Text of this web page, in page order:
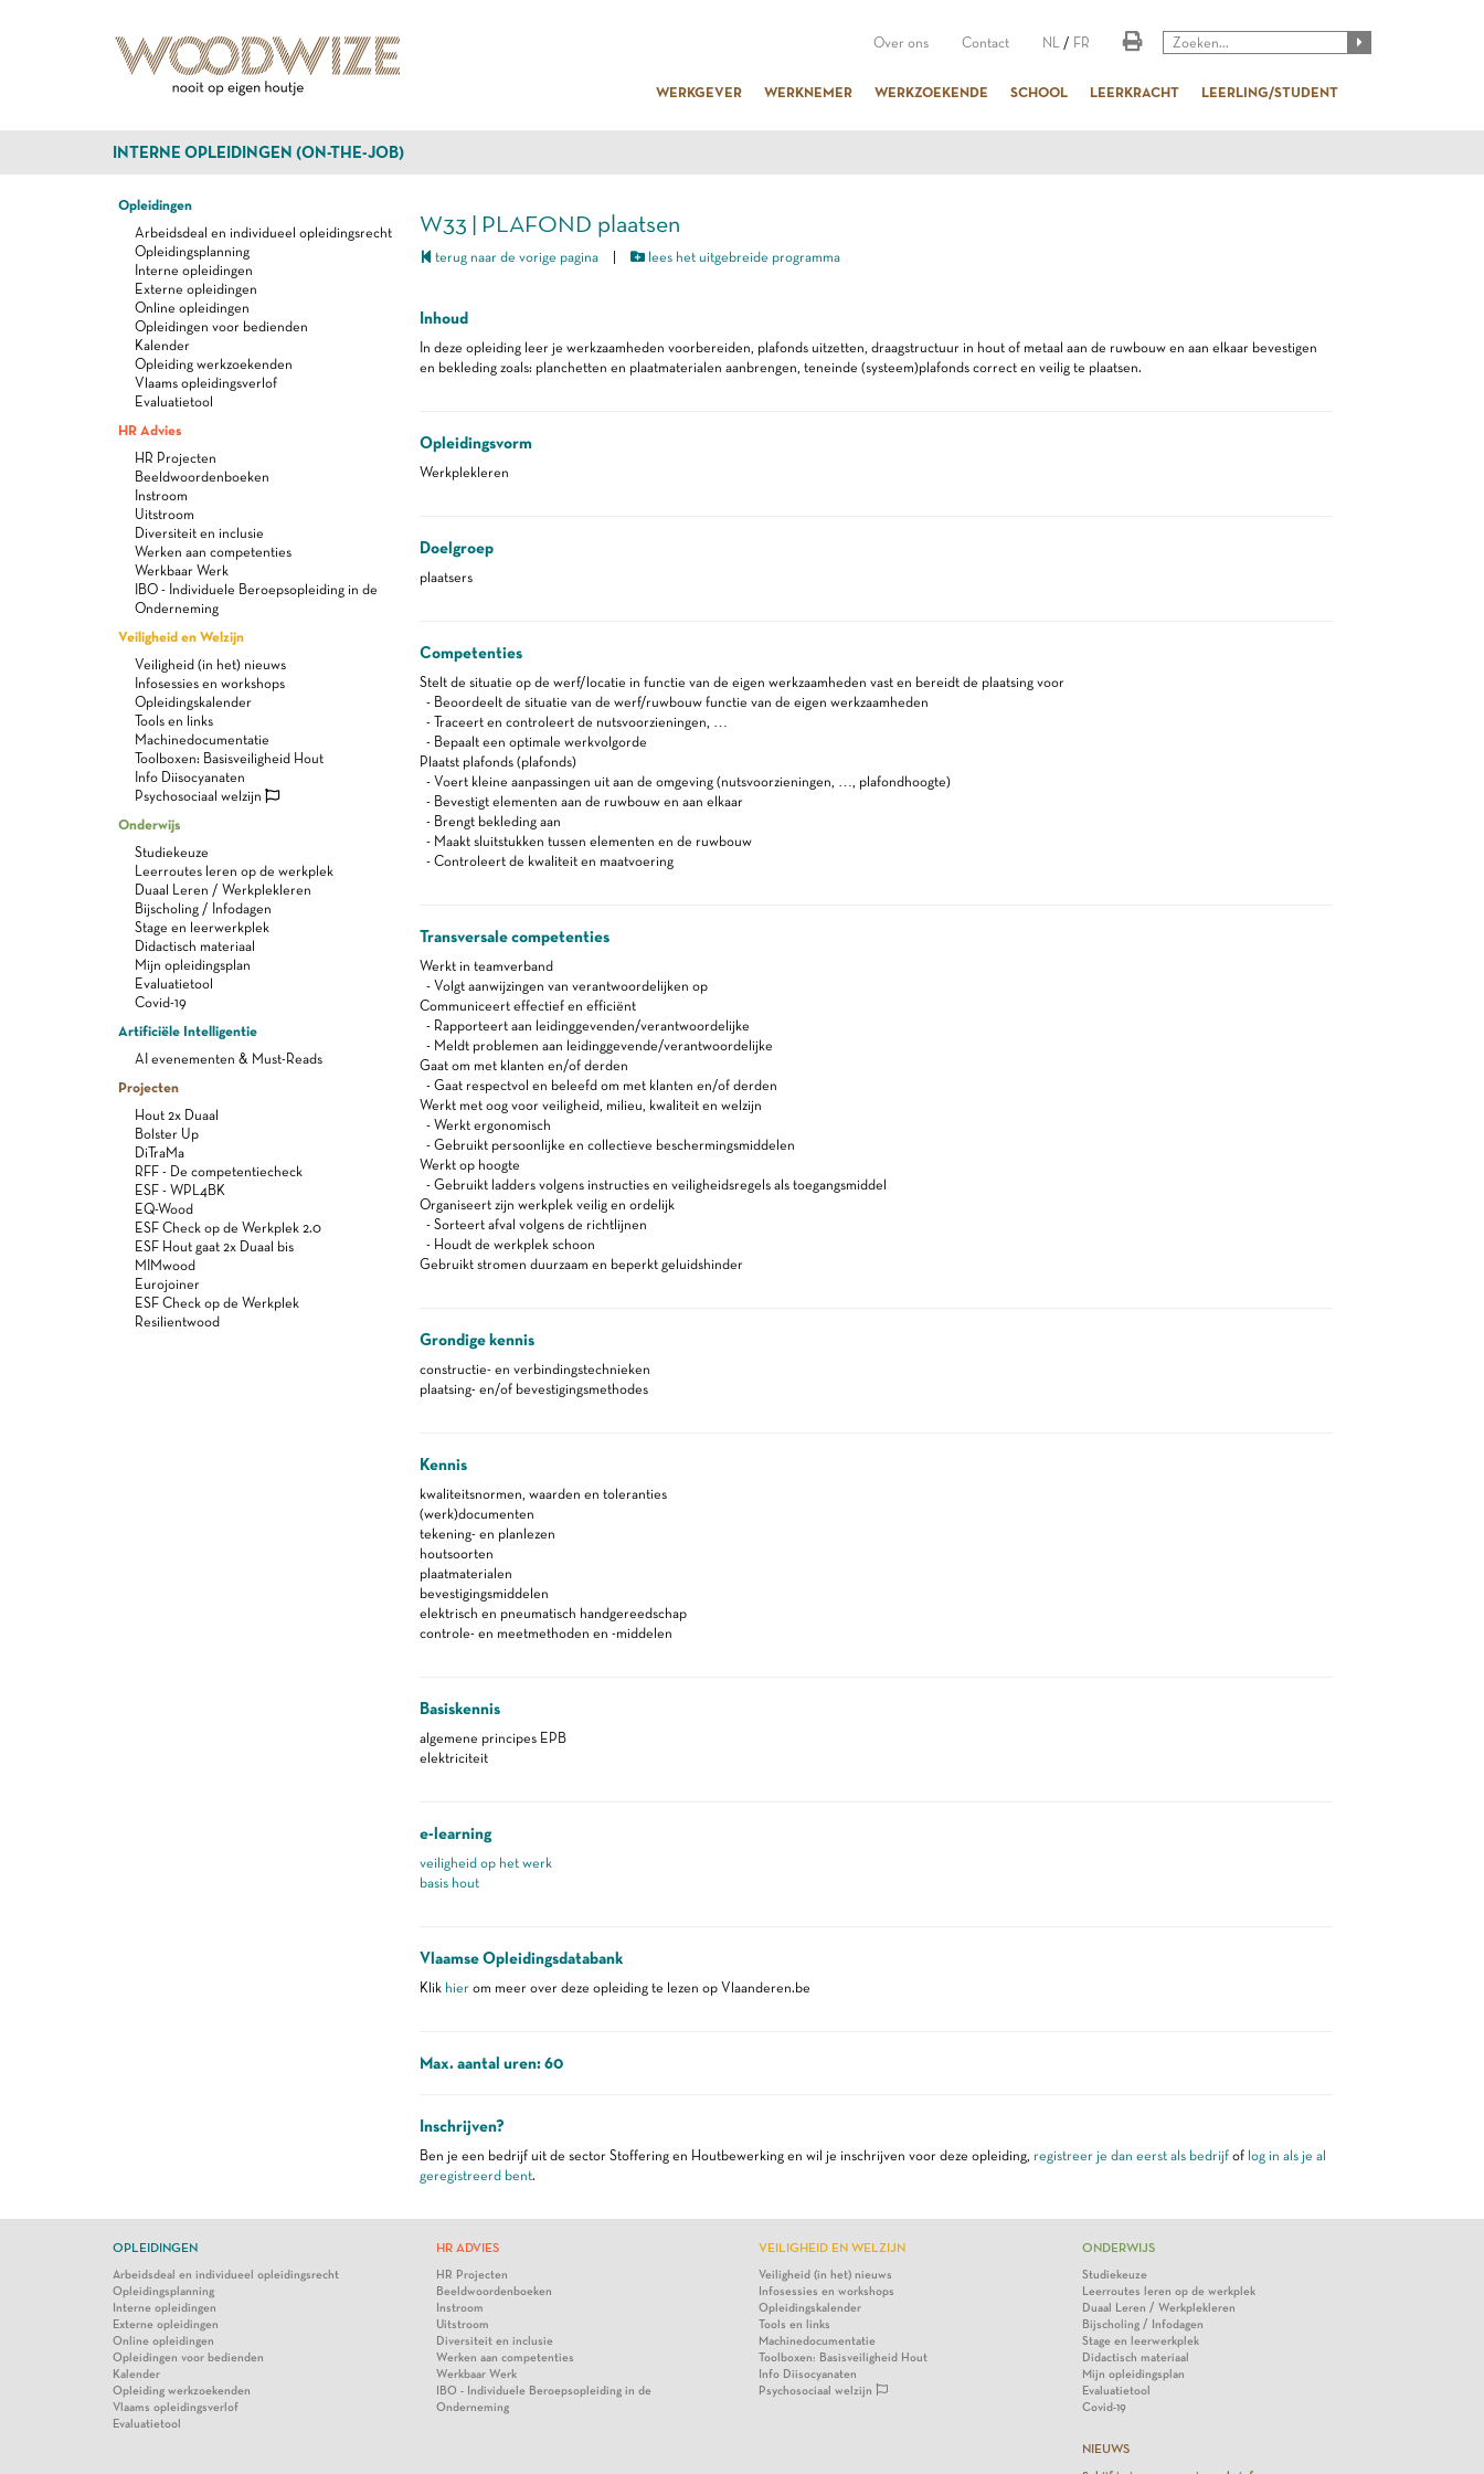
Over ons Contact NL / FR
WERKGEVER WERKNEMER WERKZOEKENDE SCHOOL LEERKRACHT LEERLING/STUDENT
INTERNE OPLEIDINGEN (ON-THE-JOB)
Opleidingen
Arbeidsdeal en individueel opleidingsrecht
Opleidingsplanning
Interne opleidingen
Externe opleidingen
Online opleidingen
Opleidingen voor bedienden
Kalender
Opleiding werkzoekenden
Vlaams opleidingsverlof
Evaluatietool
HR Advies
HR Projecten
Beeldwoordenboeken
Instroom
Uitstroom
Diversiteit en inclusie
Werken aan competenties
Werkbaar Werk
IBO - Individuele Beroepsopleiding in de
Onderneming
Veiligheid en Welzijn
Veiligheid (in het) nieuws
Infosessies en workshops
Opleidingskalender
Tools en links
Machinedocumentatie
Toolboxen: Basisveiligheid Hout
Info Diisocyanaten
Psychosociaal welzijn
Onderwijs
Studiekeuze
Leerroutes leren op de werkplek
Duaal Leren / Werkplekleren
Bijscholing / Infodagen
Stage en leerwerkplek
Didactisch materiaal
Mijn opleidingsplan
Evaluatietool
Covid-19
Artificiële Intelligentie
AI evenementen & Must-Reads
Projecten
Hout 2x Duaal
Bolster Up
DiTraMa
RFF - De competentiecheck
ESF - WPL4BK
EQ-Wood
ESF Check op de Werkplek 2.0
ESF Hout gaat 2x Duaal bis
MIMwood
Eurojoiner
ESF Check op de Werkplek
Resilientwood
W33 | PLAFOND plaatsen
terug naar de vorige pagina| lees het uitgebreide programma
Inhoud
In deze opleiding leer je werkzaamheden voorbereiden, plafonds uitzetten, draagstructuur in hout of metaal aan de ruwbouw en aan elkaar bevestigen
en bekleding zoals: planchetten en plaatmaterialen aanbrengen, teneinde (systeem)plafonds correct en veilig te plaatsen.
Opleidingsvorm
Werkplekleren
Doelgroep
plaatsers
Competenties
Stelt de situatie op de werf/locatie in functie van de eigen werkzaamheden vast en bereidt de plaatsing voor
- Beoordeelt de situatie van de werf/ruwbouw functie van de eigen werkzaamheden
- Traceert en controleert de nutsvoorzieningen, …
- Bepaalt een optimale werkvolgorde
Plaatst plafonds (plafonds)
- Voert kleine aanpassingen uit aan de omgeving (nutsvoorzieningen, …, plafondhoogte)
- Bevestigt elementen aan de ruwbouw en aan elkaar
- Brengt bekleding aan
- Maakt sluitstukken tussen elementen en de ruwbouw
- Controleert de kwaliteit en maatvoering
Transversale competenties
Werkt in teamverband
- Volgt aanwijzingen van verantwoordelijken op
Communiceert effectief en efficiënt
- Rapporteert aan leidinggevenden/verantwoordelijke
- Meldt problemen aan leidinggevende/verantwoordelijke
Gaat om met klanten en/of derden
- Gaat respectvol en beleefd om met klanten en/of derden
Werkt met oog voor veiligheid, milieu, kwaliteit en welzijn
- Werkt ergonomisch
- Gebruikt persoonlijke en collectieve beschermingsmiddelen
Werkt op hoogte
- Gebruikt ladders volgens instructies en veiligheidsregels als toegangsmiddel
Organiseert zijn werkplek veilig en ordelijk
- Sorteert afval volgens de richtlijnen
- Houdt de werkplek schoon
Gebruikt stromen duurzaam en beperkt geluidshinder
Grondige kennis
constructie- en verbindingstechnieken
plaatsing- en/of bevestigingsmethodes
Kennis
kwaliteitsnormen, waarden en toleranties
(werk)documenten
tekening- en planlezen
houtsoorten
plaatmaterialen
bevestigingsmiddelen
elektrisch en pneumatisch handgereedschap
controle- en meetmethoden en -middelen
Basiskennis
algemene principes EPB
elektriciteit
e-learning
veiligheid op het werk
basis hout
Vlaamse Opleidingsdatabank
Klik hierom meer over deze opleiding te lezen op Vlaanderen.be
Max. aantal uren: 60
Inschrijven?
Ben je een bedrijf uit de sector Stoffering en Houtbewerking en wil je inschrijven voor deze opleiding, registreer je dan eerst als bedrijfof log in als je al
geregistreerd bent.
OPLEIDINGEN
Arbeidsdeal en individueel opleidingsrecht
Opleidingsplanning
Interne opleidingen
Externe opleidingen
Online opleidingen
Opleidingen voor bedienden
Kalender
Opleiding werkzoekenden
Vlaams opleidingsverlof
Evaluatietool
HR ADVIES
HR Projecten
Beeldwoordenboeken
Instroom
Uitstroom
Diversiteit en inclusie
Werken aan competenties
Werkbaar Werk
IBO - Individuele Beroepsopleiding in de
Onderneming
VEILIGHEID EN WELZIJN
Veiligheid (in het) nieuws
Infosessies en workshops
Opleidingskalender
Tools en links
Machinedocumentatie
Toolboxen: Basisveiligheid Hout
Info Diisocyanaten
Psychosociaal welzijn
ONDERWIJS
Studiekeuze
Leerroutes leren op de werkplek
Duaal Leren / Werkplekleren
Bijscholing / Infodagen
Stage en leerwerkplek
Didactisch materiaal
Mijn opleidingsplan
Evaluatietool
Covid-19
NIEUWS